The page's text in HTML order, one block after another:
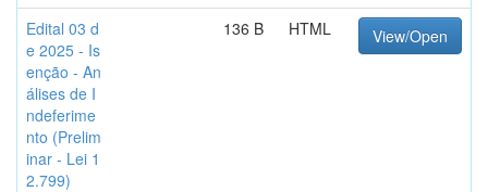
Edital 03 d
e 2025 - Is
enção - An
álises de I
ndeferime
nto (Prelim
inar - Lei 1
2.799)
136 B HTML View/Open